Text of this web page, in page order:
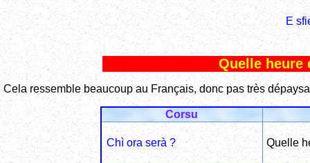
E
Quelle
Cela ressemble beaucoup au Français, donc pas très
Corsu
Chì ora serà ? Quelle